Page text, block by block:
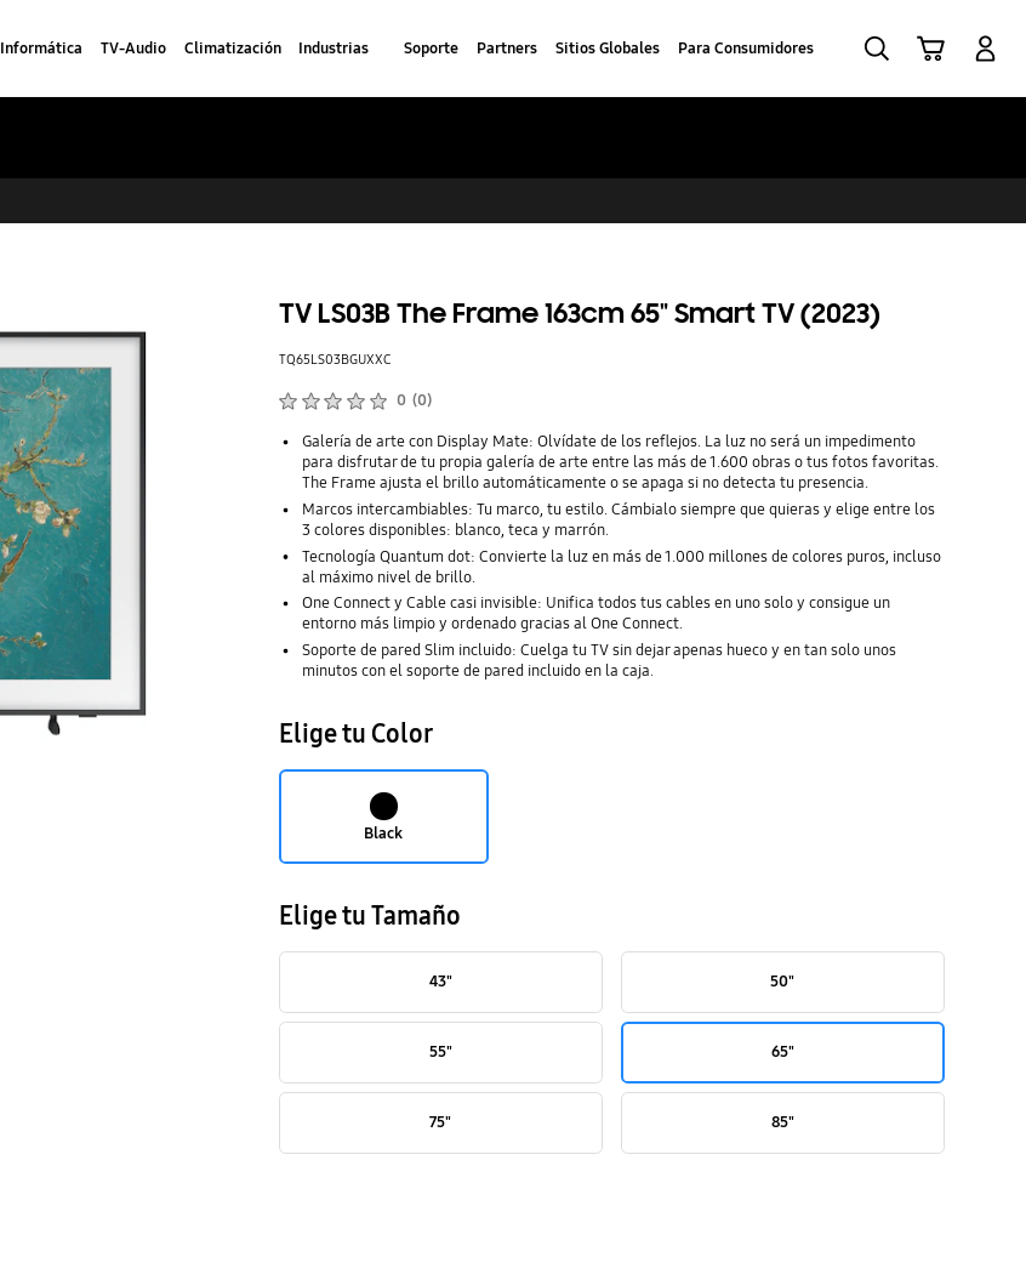
Informática TV-Audio Climatización Industrias Soporte Partners Sitios Globales Para Consumidores
TV LS03B The Frame 163cm 65" Smart TV (2023)
TQ65LS03BGUXXC
0 (0)
Galería de arte con Display Mate: Olvídate de los reflejos. La luz no será un impedimento
para disfrutar de tu propia galería de arte entre las más de 1.600 obras o tus fotos favoritas.
The Frame ajusta el brillo automáticamente o se apaga si no detecta tu presencia.
Marcos intercambiables: Tu marco, tu estilo. Cámbialo siempre que quieras y elige entre los
3 colores disponibles: blanco, teca y marrón.
Tecnología Quantum dot: Convierte la luz en más de 1.000 millones de colores puros, incluso
al máximo nivel de brillo.
One Connect y Cable casi invisible: Unifica todos tus cables en uno solo y consigue un
entorno más limpio y ordenado gracias al One Connect.
Soporte de pared Slim incluido: Cuelga tu TV sin dejar apenas hueco y en tan solo unos
minutos con el soporte de pared incluido en la caja.
Elige tu Color
Black
Elige tu Tamaño
43" 50"
55" 65"
75" 85"